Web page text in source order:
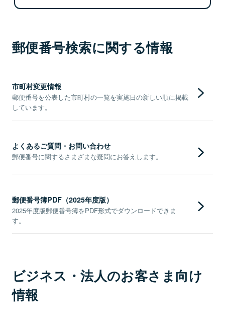
郵便番号検索に関する情報
市町村変更情報
郵便番号を公表した市町村の一覧を実施日の新しい順に掲載
しています。
よくあるご質問・お問い合わせ
郵便番号に関するさまざまな疑問にお答えします。
郵便番号簿PDF（2025年度版）
2025年度版郵便番号簿をPDF形式でダウンロードできま
す。
ビジネス・法人のお客さま向け
情報